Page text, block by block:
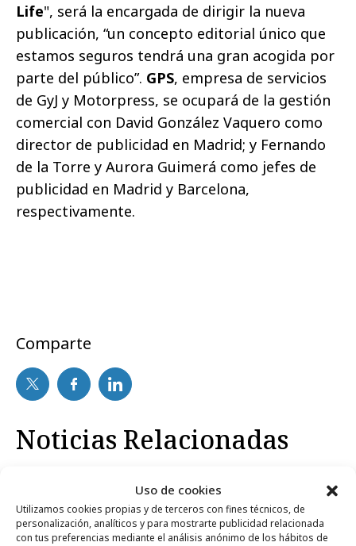
Uso de cookies
Utilizamos cookies propias y de terceros con fines técnicos, de
personalización, analíticos y para mostrarte publicidad relacionada
con tus preferencias mediante el análisis anónimo de los hábitos de
Life", será la encargada de dirigir la nueva
publicación, “un concepto editorial único que
estamos seguros tendrá una gran acogida por
parte del público”. GPS, empresa de servicios
de GyJ y Motorpress, se ocupará de la gestión
comercial con David González Vaquero como
director de publicidad en Madrid; y Fernando
de la Torre y Aurora Guimerá como jefes de
publicidad en Madrid y Barcelona,
respectivamente.
Comparte
Noticias Relacionadas
Cambios en Motorpress Ibérica